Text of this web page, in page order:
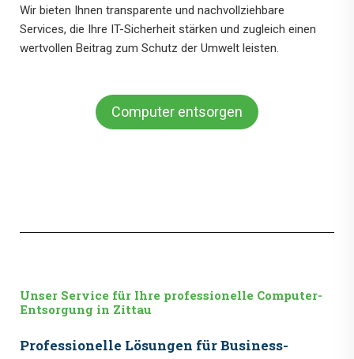
Wir bieten Ihnen transparente und nachvollziehbare
Services, die Ihre IT-Sicherheit stärken und zugleich einen
wertvollen Beitrag zum Schutz der Umwelt leisten.
Computer entsorgen
Unser Service für Ihre professionelle Computer-
Entsorgung in Zittau
Professionelle Lösungen für Business-